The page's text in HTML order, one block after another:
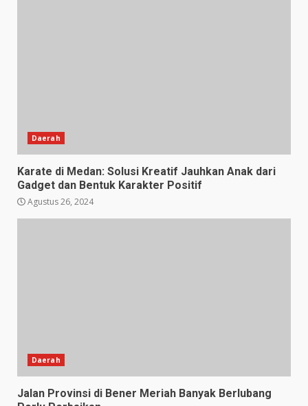
Daerah
Karate di Medan: Solusi Kreatif Jauhkan Anak dari
Gadget dan Bentuk Karakter Positif
Agustus 26, 2024
Daerah
Jalan Provinsi di Bener Meriah Banyak Berlubang